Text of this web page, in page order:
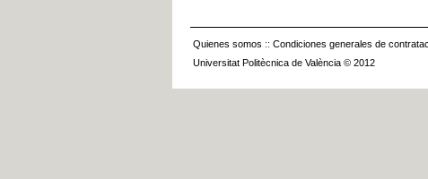
Quienes somos :: Condiciones generales de
Universitat Politècnica de València © 2012